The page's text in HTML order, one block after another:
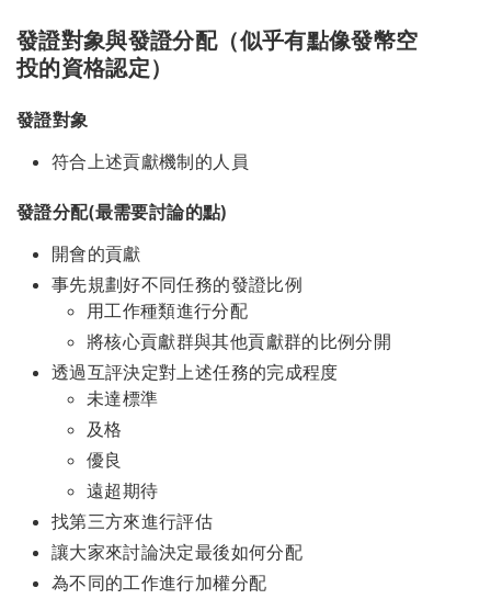
發證對象與發證分配（似乎有點像發幣空
投的資格認定）
發證對象
符合上述貢獻機制的人員
發證分配(最需要討論的點)
開會的貢獻
事先規劃好不同任務的發證比例
用工作種類進行分配
將核心貢獻群與其他貢獻群的比例分開
透過互評決定對上述任務的完成程度
未達標準
及格
優良
遠超期待
找第三方來進行評估
讓大家來討論決定最後如何分配
為不同的工作進行加權分配